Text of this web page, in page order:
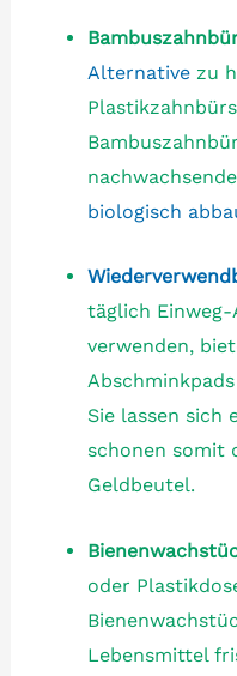
Alternativezu
biologisch
täglich
verwenden,
Sie lassen sich
schonen somit
Geldbeutel.
oder
Lebensmittel